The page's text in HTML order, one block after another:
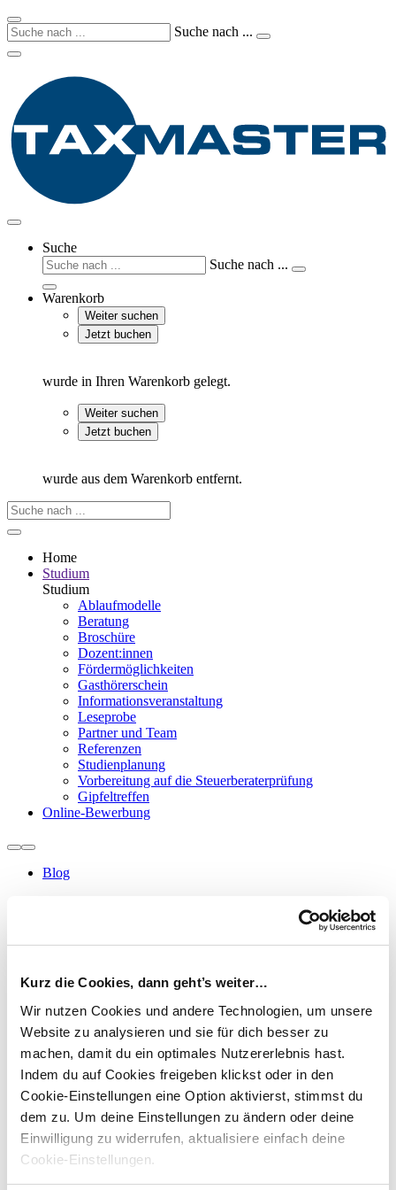
Kurz die Cookies, dann geht’s weiter…
Wir nutzen Cookies und andere Technologien, um unsere
Website zu analysieren und sie für dich besser zu
machen, damit du ein optimales Nutzererlebnis hast.
Indem du auf Cookies freigeben klickst oder in den
Cookie-Einstellungen eine Option aktivierst, stimmst du
dem zu. Um deine Einstellungen zu ändern oder deine
Einwilligung zu widerrufen, aktualisiere einfach deine
Cookie-Einstellungen.
Suche nach ...
Suche
Suche nach ...
Warenkorb
Weiter suchen
Jetzt buchen
wurde in Ihren Warenkorb gelegt.
Weiter suchen
Jetzt buchen
wurde aus dem Warenkorb entfernt.
Home
Studium
Studium
Ablaufmodelle
Beratung
Broschüre
Dozent:innen
Fördermöglichkeiten
Gasthörerschein
Informationsveranstaltung
Leseprobe
Partner und Team
Referenzen
Studienplanung
Vorbereitung auf die Steuerberater­prüfung
Gipfeltreffen
Online-Bewerbung
Blog
Jetzt buchen
wurde in Ihren Warenkorb gelegt.
Weiter suchen
wurde aus dem Warenkorb entfernt.